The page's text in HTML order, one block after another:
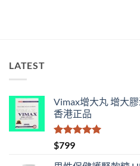
LATEST
Vimax增大丸 增大
香港正品
評分
滿分 5
$799